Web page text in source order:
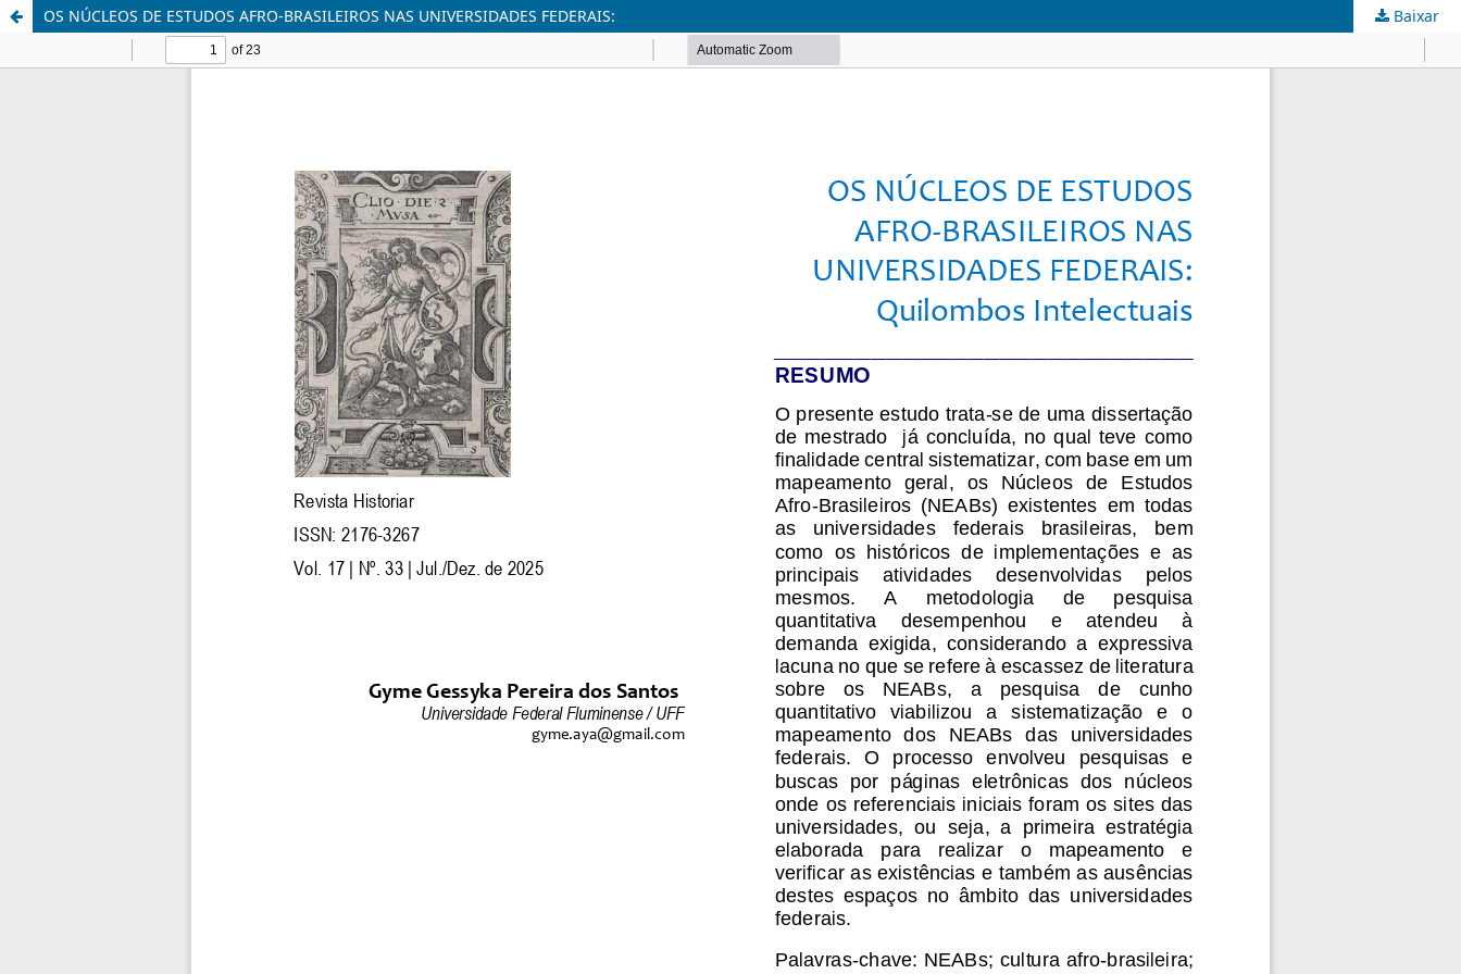
OS NÚCLEOS DE ESTUDOS AFRO-BRASILEIROS NAS UNIVERSIDADES FEDERAIS: Baixar